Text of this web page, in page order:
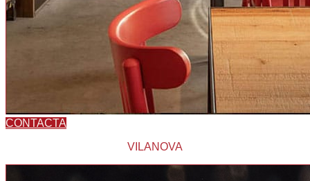
CONTACTA
VILANOVA